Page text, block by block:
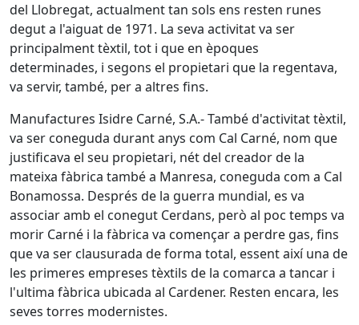
del Llobregat, actualment tan sols ens resten runes
degut a l'aiguat de 1971. La seva activitat va ser
principalment tèxtil, tot i que en èpoques
determinades, i segons el propietari que la regentava,
va servir, també, per a altres fins.
Manufactures Isidre Carné, S.A.- També d'activitat tèxtil,
va ser coneguda durant anys com Cal Carné, nom que
justificava el seu propietari, nét del creador de la
mateixa fàbrica també a Manresa, coneguda com a Cal
Bonamossa. Després de la guerra mundial, es va
associar amb el conegut Cerdans, però al poc temps va
morir Carné i la fàbrica va començar a perdre gas, fins
que va ser clausurada de forma total, essent així una de
les primeres empreses tèxtils de la comarca a tancar i
l'ultima fàbrica ubicada al Cardener. Resten encara, les
seves torres modernistes.